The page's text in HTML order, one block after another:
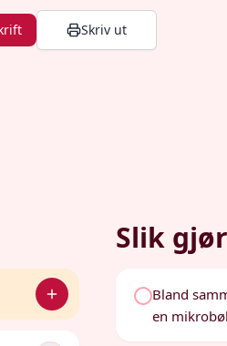
Skriv ut
Slik
Bland
en